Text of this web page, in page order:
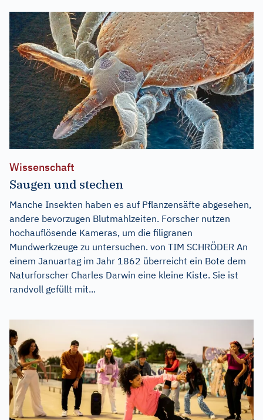
Wissenschaft
Saugen und stechen
Manche Insekten haben es auf Pflanzensäfte abgesehen,
andere bevorzugen Blutmahlzeiten. Forscher nutzen
hochauflösende Kameras, um die filigranen
Mundwerkzeuge zu untersuchen. von TIM SCHRÖDER An
einem Januartag im Jahr 1862 überreicht ein Bote dem
Naturforscher Charles Darwin eine kleine Kiste. Sie ist
randvoll gefüllt mit...